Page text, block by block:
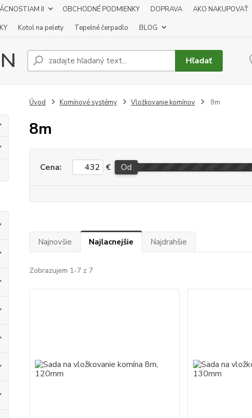
II OBCHODNÉ PODMIENKY DOPRAVA AKO NAKUPOVAŤ
Kotol na pelety Tepelné čerpadlo BLOG
Hľadať
Úvod Komínové systémy Vložkovanie komínov 8m
8m
Cena: € Od
Najnovšie Najlacnejšie Najdrahšie
Zobrazujem 1-7 z 7